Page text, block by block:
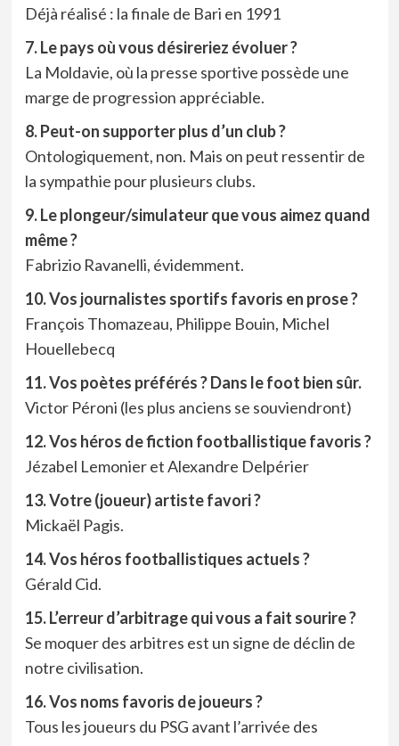
Déjà réalisé : la finale de Bari en 1991
7. Le pays où vous désireriez évoluer ?
La Moldavie, où la presse sportive possède une
marge de progression appréciable.
8. Peut-on supporter plus d’un club ?
Ontologiquement, non. Mais on peut ressentir de
la sympathie pour plusieurs clubs.
9. Le plongeur/simulateur que vous aimez quand
même ?
Fabrizio Ravanelli, évidemment.
10. Vos journalistes sportifs favoris en prose ?
François Thomazeau, Philippe Bouin, Michel
Houellebecq
11. Vos poètes préférés ? Dans le foot bien sûr.
Victor Péroni (les plus anciens se souviendront)
12. Vos héros de fiction footballistique favoris ?
Jézabel Lemonier et Alexandre Delpérier
13. Votre (joueur) artiste favori ?
Mickaël Pagis.
14. Vos héros footballistiques actuels ?
Gérald Cid.
15. L’erreur d’arbitrage qui vous a fait sourire ?
Se moquer des arbitres est un signe de déclin de
notre civilisation.
16. Vos noms favoris de joueurs ?
Tous les joueurs du PSG avant l’arrivée des